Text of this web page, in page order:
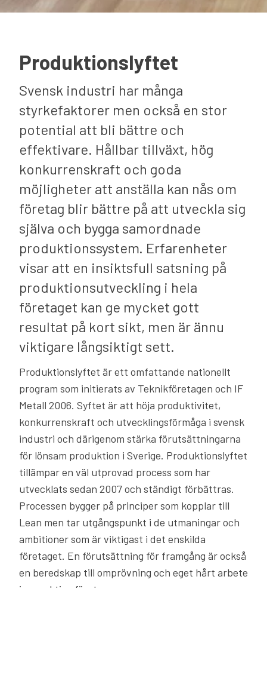
Produktionslyftet
Svensk industri har många
styrkefaktorer men också en stor
potential att bli bättre och
effektivare. Hållbar tillväxt, hög
konkurrenskraft och goda
möjligheter att anställa kan nås om
företag blir bättre på att utveckla sig
själva och bygga samordnade
produktionssystem. Erfarenheter
visar att en insiktsfull satsning på
produktionsutveckling i hela
företaget kan ge mycket gott
resultat på kort sikt, men är ännu
viktigare långsiktigt sett.
Produktionslyftet är ett omfattande nationellt
program som initierats av Teknikföretagen och IF
Metall 2006. Syftet är att höja produktivitet,
konkurrenskraft och utvecklingsförmåga i svensk
industri och därigenom stärka förutsättningarna
för lönsam produktion i Sverige. Produktionslyftet
tillämpar en väl utprovad process som har
utvecklats sedan 2007 och ständigt förbättras.
Processen bygger på principer som kopplar till
Lean men tar utgångspunkt i de utmaningar och
ambitioner som är viktigast i det enskilda
företaget. En förutsättning för framgång är också
en beredskap till omprövning och eget hårt arbete
i respektive företag.